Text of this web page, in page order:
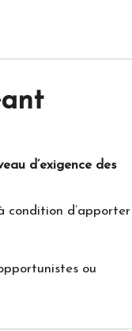
d’exigence des
condition d’apporter
ou